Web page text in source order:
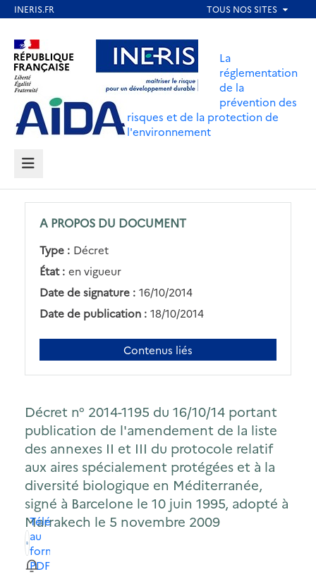
contenu
principal
Aller au contenu Aller au menu
Aller au pied de page
La
réglementation
de la
prévention des
risques et de la protection de
l'environnement
MENU
A PROPOS DU DOCUMENT
Type : Décret
État : en vigueur
Date de signature : 16/10/2014
Date de publication : 18/10/2014
Contenus liés
Décret n° 2014-1195 du 16/10/14 portant
publication de l'amendement de la liste
des annexes II et III du protocole relatif
aux aires spécialement protégées et à la
diversité biologique en Méditerranée,
signé à Barcelone le 10 juin 1995, adopté à
Marrakech le 5 novembre 2009
Télécharger
au
format
PDF